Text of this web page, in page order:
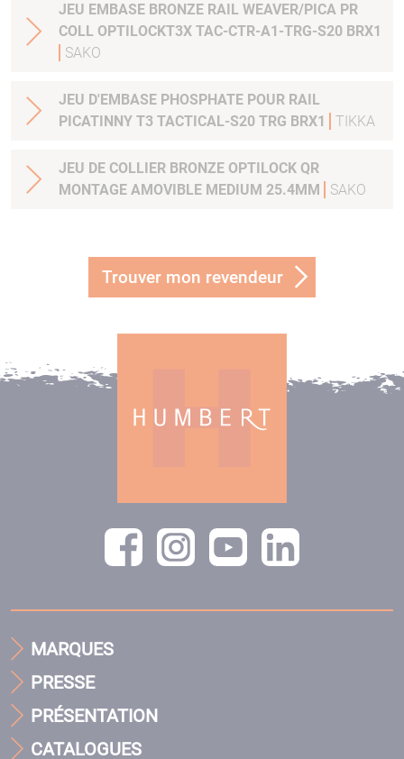
JEU EMBASE BRONZE RAIL WEAVER/PICA PR
COLL OPTILOCKT3X TAC-CTR-A1-TRG-S20 BRX1
SAKO
JEU D'EMBASE PHOSPHATE POUR RAIL
PICATINNY T3 TACTICAL-S20 TRG BRX1
TIKKA
JEU DE COLLIER BRONZE OPTILOCK QR
MONTAGE AMOVIBLE MEDIUM 25.4MM
SAKO
Trouver mon revendeur
MARQUES
PRESSE
PRÉSENTATION
CATALOGUES